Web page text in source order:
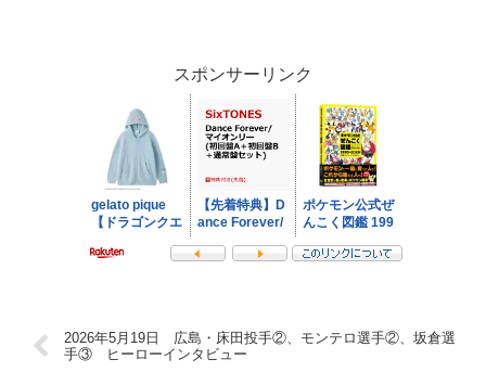
スポンサーリンク
2026年5月19日 広島・床田投手②、モンテロ選手②、坂倉選
手③ ヒーローインタビュー